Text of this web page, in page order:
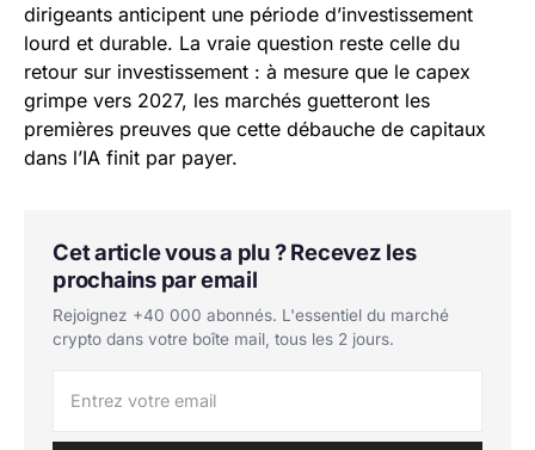
dirigeants anticipent une période d’investissement
lourd et durable. La vraie question reste celle du
retour sur investissement : à mesure que le capex
grimpe vers 2027, les marchés guetteront les
premières preuves que cette débauche de capitaux
dans l’IA finit par payer.
Cet article vous a plu ? Recevez les
prochains par email
Rejoignez +40 000 abonnés. L'essentiel du marché
crypto dans votre boîte mail, tous les 2 jours.